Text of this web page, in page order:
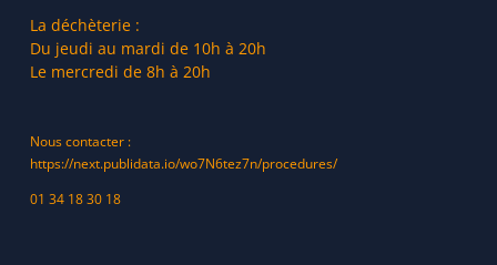
La déchèterie :
Du jeudi au mardi de 10h à 20h
Le mercredi de 8h à 20h
Nous contacter :
https://next.publidata.io/wo7N6tez7n/procedures/
01 34 18 30 18